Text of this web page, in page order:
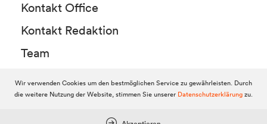
Kontakt Office
Kontakt Redaktion
Team
© 2010-2026 Dolomitenstadt.at
Wir verwenden Cookies um den bestmöglichen Service zu gewährleisten. Durch
die weitere Nutzung der Website, stimmen Sie unserer Datenschutzerklärungzu.